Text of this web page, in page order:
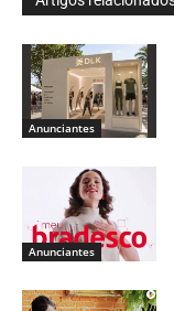
Anunciantes
Anunciantes